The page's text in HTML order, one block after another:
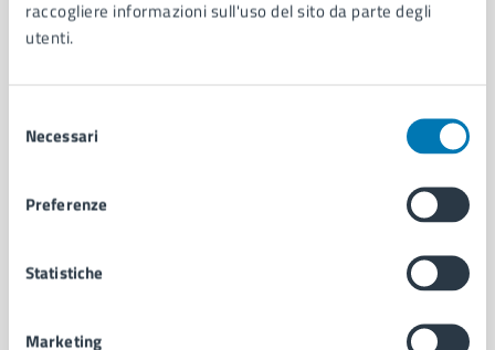
raccogliere informazioni sull'uso del sito da parte degli
utenti.
delNecessari
Preferenze
Statistiche
Marketing
Municipalità
Uffici
Personale amministrativo
Documenti e dati
Ambiente
Autorizzazioni